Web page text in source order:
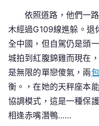
依照道路，他們一
木經過G109線進躲。退
全中國，但自駕仍是頭
城拍到紅腹錦雞而現在
是無限的單戀傻氣，兩
衡。，在她的天秤座本
協調模式，這是一種保護
相逢赤嘴潛鴨……